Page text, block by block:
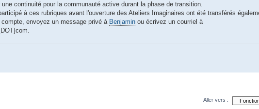
continuité pour la communauté active durant la phase de transition.
à ces rubriques avant l'ouverture des Ateliers Imaginaires ont été transférés
envoyez un message privé à Benjamin ou écrivez un courriel à
Aller vers :